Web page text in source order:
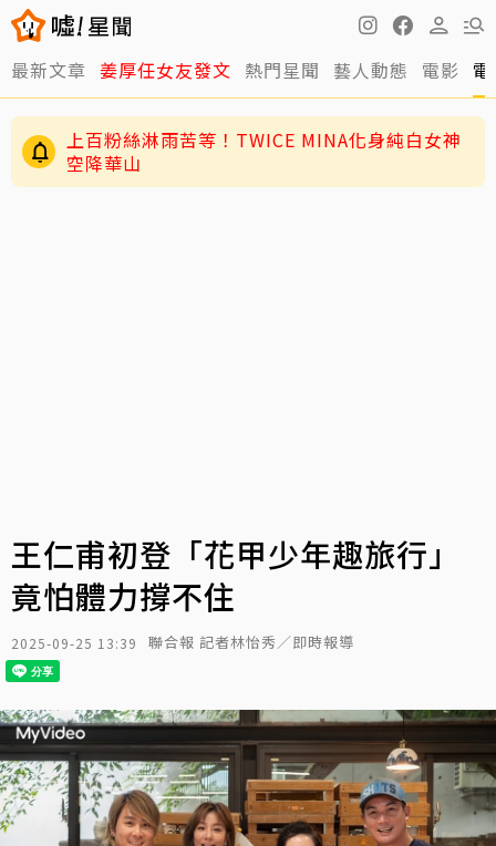
最新文章 姜厚任女友發文 熱門星聞 藝人動態 電影
上百粉絲淋雨苦等！TWICE MINA化身純白女神
空降華山
王仁甫初登「花甲少年趣旅行」
竟怕體力撐不住
2025-09-25 13:39 聯合報 記者林怡秀／即時報導